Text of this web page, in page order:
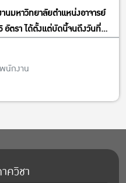
มหาวิทยาลัยตำแหน่งอาจารย์
อัตรา ได้ตั้งแต่บัดนี้จนถึงวันที่
นักงาน
ควิชา